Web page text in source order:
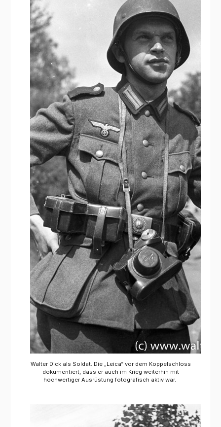
Walter Dick als Soldat. Die „Leica“ vor dem Koppelschloss
dokumentiert, dass er auch im Krieg weiterhin mit
hochwertiger Ausrüstung fotografisch aktiv war.